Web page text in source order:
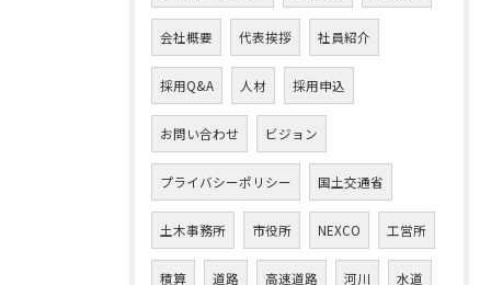
会社概要 代表挨拶 社員紹介
採用Q&A 人材 採用申込
お問い合わせ ビジョン
プライバシーポリシー 国土交通省
土木事務所 市役所 NEXCO 工営所
積算 道路 高速道路 河川 水道